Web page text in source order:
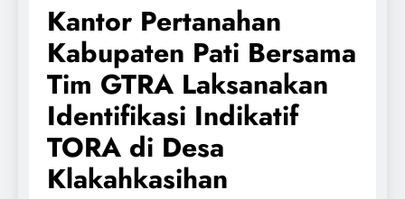
Kantor Pertanahan
Kabupaten Pati Bersama
Tim GTRA Laksanakan
Identifikasi Indikatif
TORA di Desa
Klakahkasihan